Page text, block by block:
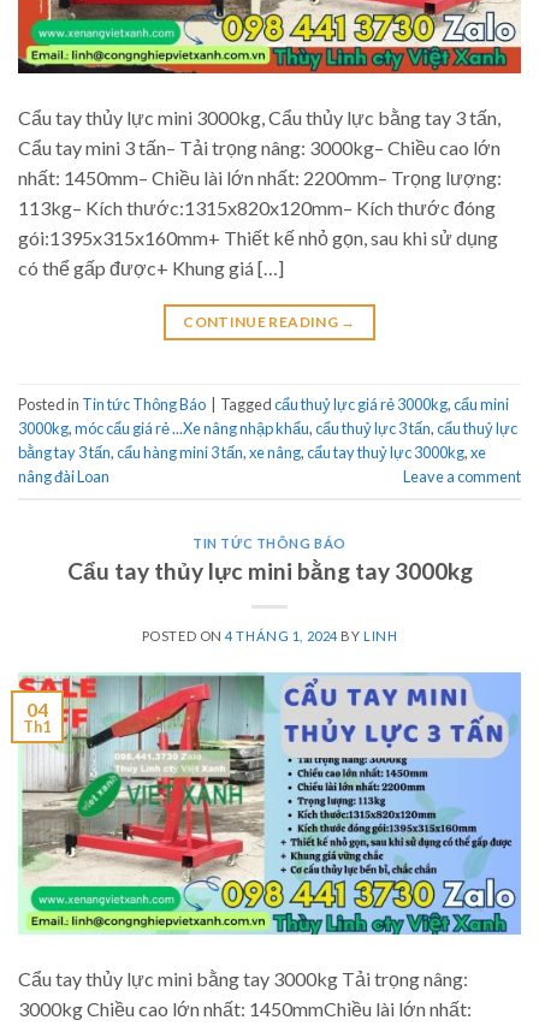
Cẩu tay thủy lực mini 3000kg, Cẩu thủy lực bằng tay 3 tấn,
Cẩu tay mini 3 tấn– Tải trọng nâng: 3000kg– Chiều cao lớn
nhất: 1450mm– Chiều lài lớn nhất: 2200mm– Trọng lượng:
113kg– Kích thước:1315x820x120mm– Kích thước đóng
gói:1395x315x160mm+ Thiết kế nhỏ gọn, sau khi sử dụng
có thể gấp được+ Khung giá […]
CONTINUE READING →
Posted in Tin tức Thông Báo Taggedcẩu thuỷ lực giá rẻ 3000kg,cẩu mini
3000kg,móc cẩu giá rẻ ...Xe nâng nhập khẩu,cẩu thuỷ lực 3 tấn,cẩu thuỷ lực
bằng tay 3 tấn,cẩu hàng mini 3 tấn,xe nâng,cẩu tay thuỷ lực 3000kg,xe
nâng đài Loan
Leave a comment
TIN TỨC THÔNG BÁO
Cẩu tay thủy lực mini bằng tay 3000kg
POSTED ON4 THÁNG 1, 2024 BY LINH
04
Th1
Cẩu tay thủy lực mini bằng tay 3000kg Tải trọng nâng:
3000kg Chiều cao lớn nhất: 1450mmChiều lài lớn nhất: